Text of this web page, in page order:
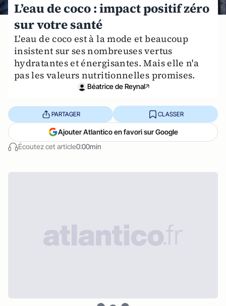
L’eau de coco : impact positif zéro
sur votre santé
L'eau de coco est à la mode et beaucoup
insistent sur ses nombreuses vertus
hydratantes et énergisantes. Mais elle n'a
pas les valeurs nutritionnelles promises.
Béatrice de Reynal
Écoutez cet article0:00min
PARTAGER CLASSER
Ajouter Atlantico en favori sur Google